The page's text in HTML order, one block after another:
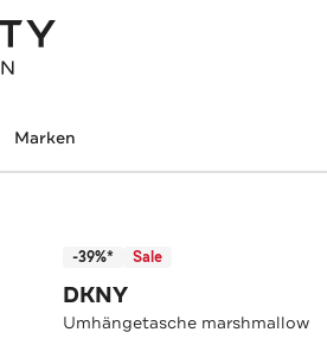
Marken
-39%* Sale
DKNY
Umhängetasche marshmallow